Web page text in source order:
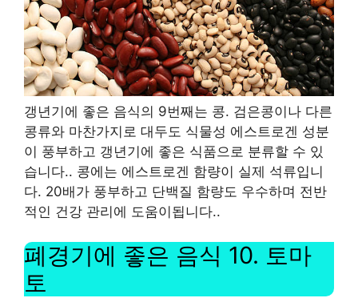
갱년기에 좋은 음식의 9번째는 콩. 검은콩이나 다른
콩류와 마찬가지로 대두도 식물성 에스트로겐 성분
이 풍부하고 갱년기에 좋은 식품으로 분류할 수 있
습니다.. 콩에는 에스트로겐 함량이 실제 석류입니
다. 20배가 풍부하고 단백질 함량도 우수하며 전반
적인 건강 관리에 도움이됩니다..
폐경기에 좋은 음식 10. 토마
토